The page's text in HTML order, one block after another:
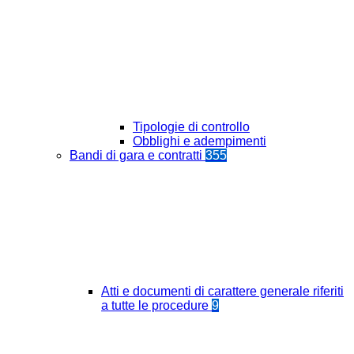
Tipologie di controllo
Obblighi e adempimenti
Bandi di gara e contratti 355
Atti e documenti di carattere generale riferiti
a tutte le procedure 9